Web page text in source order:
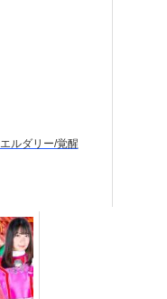
エルダリー/覚醒